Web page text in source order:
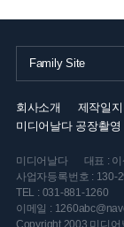
회사소개 제작일지
미디어날다 공장촬영
미디어날다 대표 :
사업자등록번호 : 130-
TEL : 031-881-1260
이메일 :
Copyright 2003 미디어